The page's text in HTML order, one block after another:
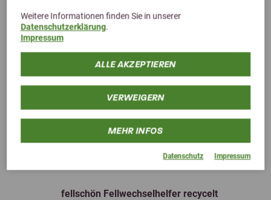
Weitere Informationen finden Sie in unserer
Datenschutzerklärung.
Impressum
ALLE AKZEPTIEREN
VERWEIGERN
MEHR INFOS
Datenschutz Impressum
fellschön Fellwechselhelfer recycelt
Next